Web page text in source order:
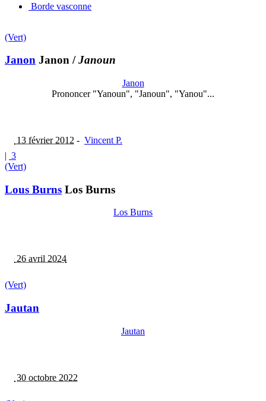
Borde vasconne
(Vert)
Janon Janon /Janoun
Janon
Prononcer "Yanoun", "Janoun", "Yanou"...
13 février 2012 - Vincent P.
| 3
(Vert)
Lous Burns Los Burns
Los Burns
26 avril 2024
(Vert)
Jautan
Jautan
30 octobre 2022